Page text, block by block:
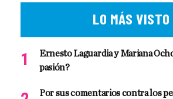
LO MÁS VISTO
Ernesto Laguardia y Mariana
pasión?
Por sus comentarios contra los